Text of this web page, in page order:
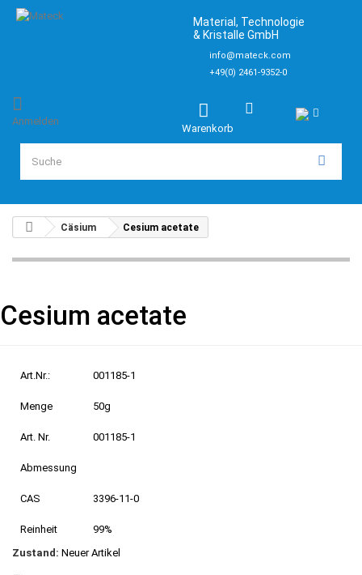
Material, Technologie
& Kristalle GmbH
info@mateck.com
+49(0) 2461-9352-0
Warenkorb
Anmelden
Cäsium Cesium acetate
Cesium acetate
Art.Nr.: 001185-1
Menge 50g
Art. Nr. 001185-1
Abmessung
CAS 3396-11-0
Reinheit
99%
Zustand: Neuer Artikel